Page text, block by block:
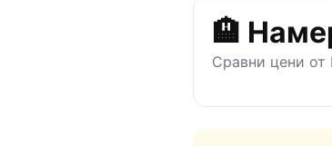
🏨
Сравни цени от